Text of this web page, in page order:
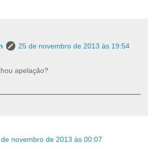
25 de novembro de 2013 às 19:54
apelação?
novembro de 2013 às 00:07